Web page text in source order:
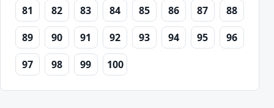
81
82 83 84 85 86 87
88
89
90 91 92 93 94 95
96
97
98 99 100